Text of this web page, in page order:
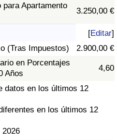
para Apartamento
3.250,00 €
[Editar]
(Tras Impuestos)
2.900,00 €
en Porcentajes
Años
4,60
datos en los últimos 12
en los últimos 12
país